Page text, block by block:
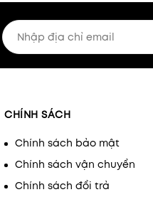
CHÍNH SÁCH
Chính sách bảo mật
Chính sách vận chuyển
Chính sách đổi trả